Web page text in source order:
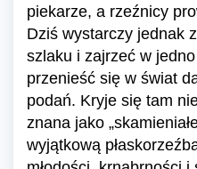
piekarze, a rzeźnicy
Dziś wystarczy jednak
szlaku i zajrzeć w
przenieść się w świat
podań. Kryje się tam
znana jako
wyjątkową